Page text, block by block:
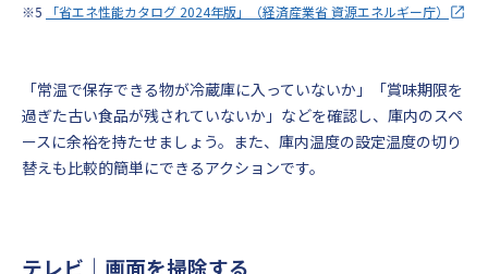
※5 「省エネ性能カタログ 2024年版」（経済産業省 資源エネルギー庁）
「常温で保存できる物が冷蔵庫に入っていないか」「賞味期限を
過ぎた古い食品が残されていないか」などを確認し、庫内のスペ
ースに余裕を持たせましょう。また、庫内温度の設定温度の切り
替えも比較的簡単にできるアクションです。
テレビ｜画面を掃除する